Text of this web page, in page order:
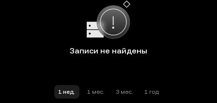
Записи не найдены
1 нед. 1 мес. 3 мес. 1 год